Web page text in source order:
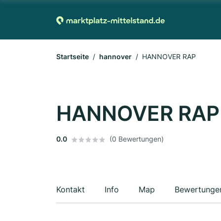
Startseite hannover HANNOVER RAP
HANNOVER RAP
0.0 (0 Bewertungen)
Kontakt Info Map